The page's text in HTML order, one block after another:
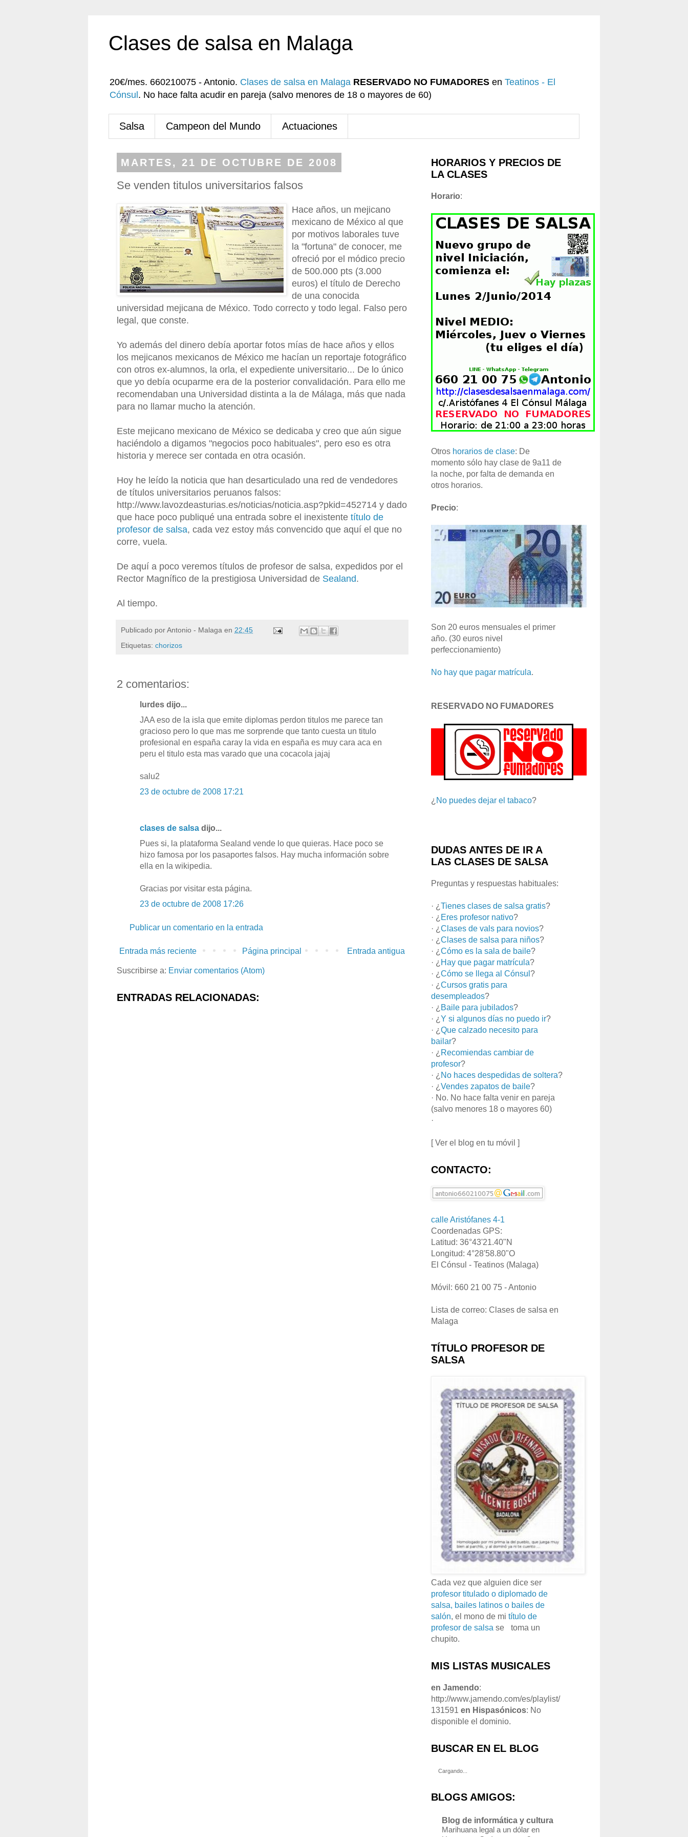
Clases de salsa en Malaga
20€/mes. 660210075 - Antonio. Clases de salsa en Malaga RESERVADO NO FUMADORES en Teatinos - El
Cónsul . No hace falta acudir en pareja (salvo menores de 18 o mayores de 60)
Salsa Campeon del Mundo Actuaciones
MARTES, 21 DE OCTUBRE DE 2008
Se venden titulos universitarios falsos
Hace años, un mejicano
mexicano de México al que
por motivos laborales tuve
la "fortuna" de conocer, me
ofreció por el módico precio
de 500.000 pts (3.000
euros) el título de Derecho
de una conocida
universidad mejicana de México. Todo correcto y todo legal. Falso pero
legal, que conste.
Yo además del dinero debía aportar fotos mías de hace años y ellos
los mejicanos mexicanos de México me hacían un reportaje fotográfico
con otros ex-alumnos, la orla, el expediente universitario... De lo único
que yo debía ocuparme era de la posterior convalidación. Para ello me
recomendaban una Universidad distinta a la de Málaga, más que nada
para no llamar mucho la atención.
Este mejicano mexicano de México se dedicaba y creo que aún sigue
haciéndolo a digamos "negocios poco habituales", pero eso es otra
historia y merece ser contada en otra ocasión.
Hoy he leído la noticia que han desarticulado una red de vendedores
de títulos universitarios peruanos falsos:
http://www.lavozdeasturias.es/noticias/noticia.asp?pkid=452714 y dado
que hace poco publiqué una entrada sobre el inexistente título de
profesor de salsa, cada vez estoy más convencido que aquí el que no
corre, vuela.
De aquí a poco veremos títulos de profesor de salsa, expedidos por el
Rector Magnífico de la prestigiosa Universidad de Sealand.
Al tiempo.
Publicado porAntonio - Malaga en 22:45
Etiquetas: chorizos
2 comentarios:
lurdes dijo...
JAA eso de la isla que emite diplomas perdon titulos me parece tan
gracioso pero lo que mas me sorprende que tanto cuesta un titulo
profesional en españa caray la vida en españa es muy cara aca en
peru el titulo esta mas varado que una cocacola jajaj
salu2
23 de octubre de 2008 17:21
clases de salsa dijo...
Pues si, la plataforma Sealand vende lo que quieras. Hace poco se
hizo famosa por los pasaportes falsos. Hay mucha información sobre
ella en la wikipedia.
Gracias por visitar esta página.
23 de octubre de 2008 17:26
Publicar un comentario en la entrada
Entrada más reciente Entrada antigua
Página principal
Suscribirse a: Enviar comentarios (Atom)
ENTRADAS RELACIONADAS:
HORARIOS Y PRECIOS DE
LA CLASES
Horario:
Otros horarios de clase: De
momento sólo hay clase de 9a11 de
la noche, por falta de demanda en
otros horarios.
Precio:
Son 20 euros mensuales el primer
año. (30 euros nivel
perfeccionamiento)
No hay que pagar matrícula.
RESERVADO NO FUMADORES
¿ No puedes dejar el tabaco?
DUDAS ANTES DE IR A
LAS CLASES DE SALSA
Preguntas y respuestas habituales:
· ¿ Tienes clases de salsa gratis?
· ¿ Eres profesor nativo?
· ¿ Clases de vals para novios?
· ¿ Clases de salsa para niños?
· ¿ Cómo es la sala de baile?
· ¿ Hay que pagar matrícula?
· ¿ Cómo se llega al Cónsul ?
· ¿ Cursos gratis para
desempleados?
· ¿ Baile para jubilados?
· ¿ Y si algunos días no puedo ir?
· ¿ Que calzado necesito para
bailar?
· ¿ Recomiendas cambiar de
profesor?
· ¿ No haces despedidas de soltera?
· ¿ Vendes zapatos de baile?
· No. No hace falta venir en pareja
(salvo menores 18 o mayores 60)
·
[ Ver el blog en tu móvil ]
CONTACTO:
calle Aristófanes 4-1
Coordenadas GPS:
Latitud: 36°43'21.40"N
Longitud: 4°28'58.80"O
El Cónsul - Teatinos (Malaga)
Móvil: 660 21 00 75 - Antonio
Lista de correo: Clases de salsa en
Malaga
TÍTULO PROFESOR DE
SALSA
Cada vez que alguien dice ser
profesor titulado o diplomado de
salsa, bailes latinos o bailes de
salón, el mono de mi título de
profesor de salsa se
toma un
chupito.
MIS LISTAS MUSICALES
en Jamendo:
http://www.jamendo.com/es/playlist/
131591 en Hispasónicos: No
disponible el dominio.
BUSCAR EN EL BLOG
Cargando...
BLOGS AMIGOS:
Blog de informática y cultura
Marihuana legal a un dólar en